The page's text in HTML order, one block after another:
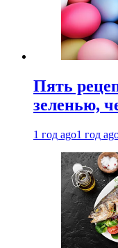
Пять
зеленью,
1 год ago1 год